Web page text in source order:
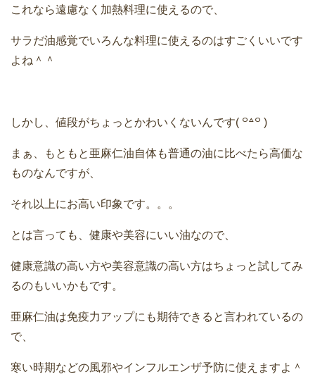
これなら遠慮なく加熱料理に使えるので、
サラだ油感覚でいろんな料理に使えるのはすごくいいです
よね＾＾
しかし、値段がちょっとかわいくないんです( ꒪꒫꒪ )
まぁ、もともと亜麻仁油自体も普通の油に比べたら高価な
ものなんですが、
それ以上にお高い印象です。。。
とは言っても、健康や美容にいい油なので、
健康意識の高い方や美容意識の高い方はちょっと試してみ
るのもいいかもです。
亜麻仁油は免疫力アップにも期待できると言われているの
で、
寒い時期などの風邪やインフルエンザ予防に使えますよ＾